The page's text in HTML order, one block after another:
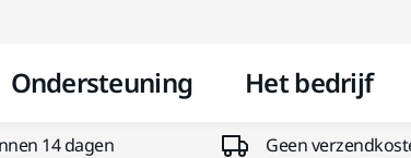
Ondersteuning Het bedrijf
14 dagen Geen